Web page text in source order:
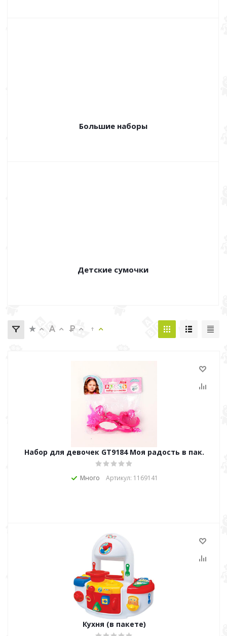
Большие наборы
Детские сумочки
Набор для девочек GT9184 Моя радость в пак.
Много Артикул: 1169141
Кухня (в пакете)